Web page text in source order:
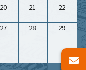
20 21 22
27 28 29